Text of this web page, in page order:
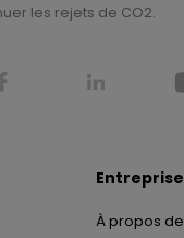
les rejets de CO2.
Entreprise
À propos de